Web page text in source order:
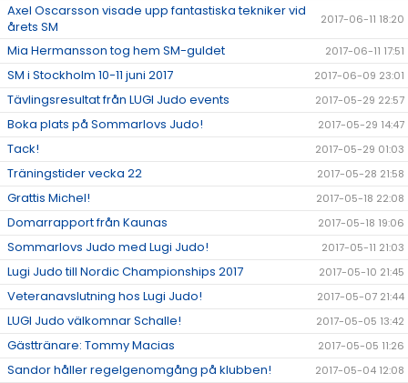
Axel Oscarsson visade upp fantastiska tekniker vid
årets SM
2017-06-11 18:20
Mia Hermansson tog hem SM-guldet 2017-06-11 17:51
SM i Stockholm 10-11 juni 2017 2017-06-09 23:01
Tävlingsresultat från LUGI Judo events 2017-05-29 22:57
Boka plats på Sommarlovs Judo! 2017-05-29 14:47
Tack! 2017-05-29 01:03
Träningstider vecka 22 2017-05-28 21:58
Grattis Michel! 2017-05-18 22:08
Domarrapport från Kaunas 2017-05-18 19:06
Sommarlovs Judo med Lugi Judo! 2017-05-11 21:03
Lugi Judo till Nordic Championships 2017 2017-05-10 21:45
Veteranavslutning hos Lugi Judo! 2017-05-07 21:44
LUGI Judo välkomnar Schalle! 2017-05-05 13:42
Gästtränare: Tommy Macias 2017-05-05 11:26
Sandor håller regelgenomgång på klubben! 2017-05-04 12:08